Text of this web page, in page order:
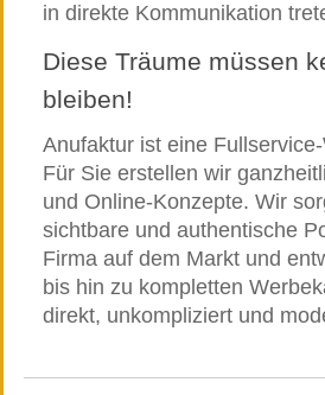
in direkte Kommunikation
Diese Träume müssen
bleiben!
Anufaktur ist eine
Für Sie erstellen wir
und Online-Konzepte. Wir
sichtbare und authentische
Firma auf dem Markt und
bis hin zu kompletten
direkt, unkompliziert und